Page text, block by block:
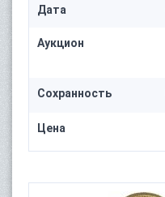
Дата
Аукцион
Сохранность
Цена